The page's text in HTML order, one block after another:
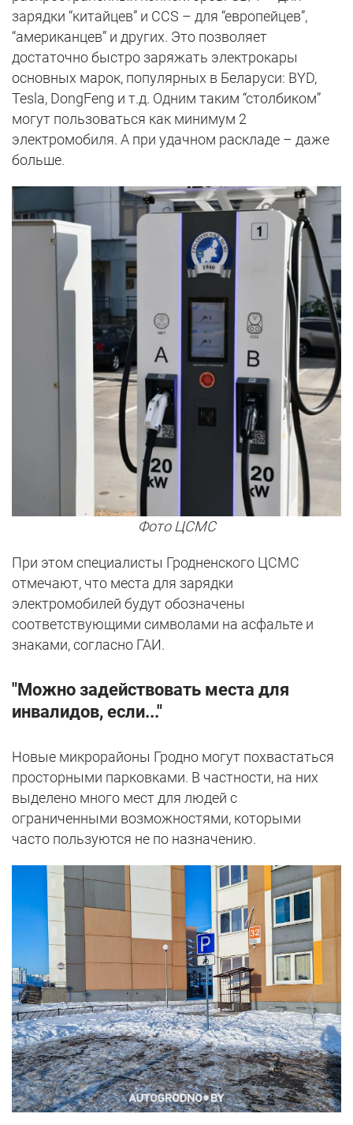
зарядки “китайцев” и CCS – для “европейцев”,
“американцев” и других. Это позволяет
достаточно быстро заряжать электрокары
основных марок, популярных в Беларуси: BYD,
Tesla, DongFeng и т.д. Одним таким “столбиком”
могут пользоваться как минимум 2
электромобиля. А при удачном раскладе – даже
больше.
Фото ЦСМС
При этом специалисты Гродненского ЦСМС
отмечают, что места для зарядки
электромобилей будут обозначены
соответствующими символами на асфальте и
знаками, согласно ГАИ.
"Можно задействовать места для
инвалидов, если..."
Новые микрорайоны Гродно могут похвастаться
просторными парковками. В частности, на них
выделено много мест для людей с
ограниченными возможностями, которыми
часто пользуются не по назначению.